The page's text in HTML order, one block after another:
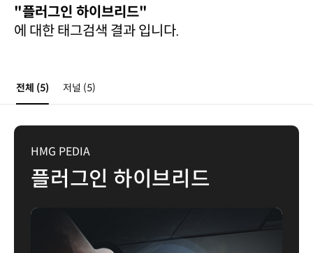
"플러그인 하이브리드"
에 대한 태그검색 결과 입니다.
전체 (5) 저널 (5)
HMG PEDIA
플러그인 하이브리드